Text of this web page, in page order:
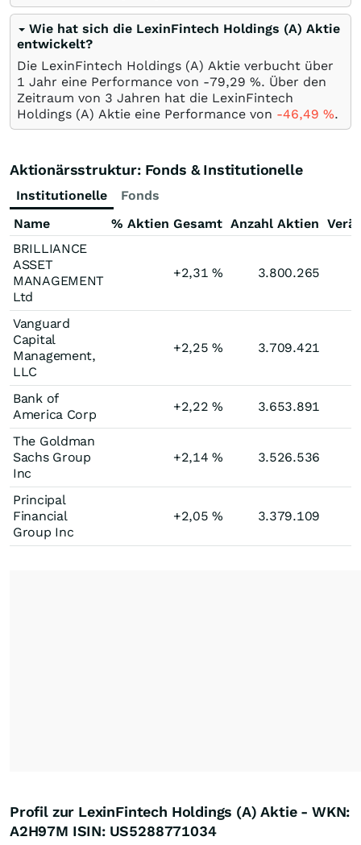
Wie hat sich die LexinFintech Holdings (A) Aktie
entwickelt?
Die LexinFintech Holdings (A) Aktie verbucht über
1 Jahr eine Performance von -79,29 %. Über den
Zeitraum von 3 Jahren hat die LexinFintech
Holdings (A) Aktie eine Performance von -46,49 %.
Aktionärsstruktur: Fonds & Institutionelle
Institutionelle
Fonds
Name
% Aktien Gesamt Anzahl Aktien
BRILLIANCE
ASSET
MANAGEMENT
Ltd
+2,31% 3.800.265
Vanguard
Capital
Management,
LLC
+2,25% 3.709.421
Bank of
America Corp
+2,22% 3.653.891
The Goldman
Sachs Group
Inc
+2,14% 3.526.536
Principal
Financial
Group Inc
+2,05% 3.379.109
Profil zur LexinFintech Holdings (A) Aktie - WKN:
A2H97M ISIN: US5288771034